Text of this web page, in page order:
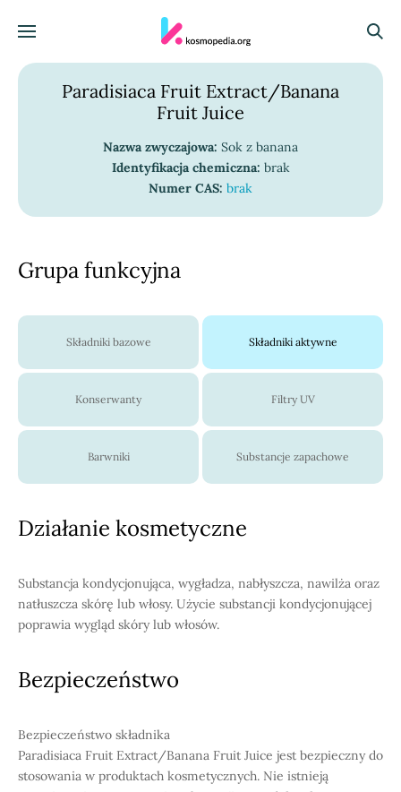
Menu
Paradisiaca Fruit Extract/Banana
Fruit Juice
Nazwa zwyczajowa: Sok z banana
Identyfikacja chemiczna: brak
Numer CAS: brak
Grupa funkcyjna
Składniki bazowe Składniki aktywne
Konserwanty Filtry UV
Barwniki Substancje zapachowe
Działanie kosmetyczne
Substancja kondycjonująca, wygładza, nabłyszcza, nawilża oraz
natłuszcza skórę lub włosy. Użycie substancji kondycjonującej
poprawia wygląd skóry lub włosów.
Bezpieczeństwo
Bezpieczeństwo składnika
Paradisiaca Fruit Extract/Banana Fruit Juice jest bezpieczny do
stosowania w produktach kosmetycznych. Nie istnieją